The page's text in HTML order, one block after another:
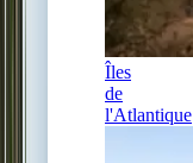
Îles
de
l'Atlantique